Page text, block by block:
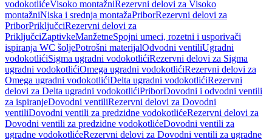
vodokotlićeVisoko montažniRezervni delovi za Visoko
montažniNiska i srednja montažaPriborRezervni delovi za
PriborPriključciRezervni delovi za
PriključciZaptivkeManžetneSpojni umeci, rozetni i usporivači
ispiranja WC šoljePotrošni materijalOdvodni ventiliUgradni
vodokotlićiSigma ugradni vodokotlićiRezervni delovi za Sigma
ugradni vodokotlićiOmega ugradni vodokotlićiRezervni delovi za
Omega ugradni vodokotlićiDelta ugradni vodokotlićiRezervni
delovi za Delta ugradni vodokotlićiPriborDovodni i odvodni ventili
za ispiranjeDovodni ventiliRezervni delovi za Dovodni
ventiliDovodni ventili za predzidne vodokotlićeRezervni delovi za
Dovodni ventili za predzidne vodokotlićeDovodni ventili za
ugradne vodokotlićeRezervni delovi za Dovodni ventili za ugradne